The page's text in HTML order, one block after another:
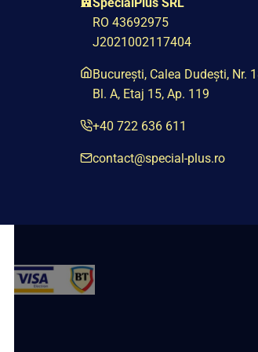
RO 43692975
J2021002117404
București, Calea Dudești, Nr.
Bl. A, Etaj 15, Ap. 119
+40 722 636 611
contact@special-plus.ro